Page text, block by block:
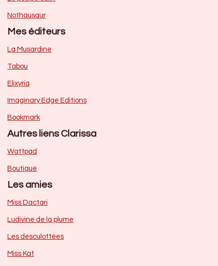
Nothausaur
Mes éditeurs
La Musardine
Tabou
Elixyria
Imaginary Edge Editions
Bookmark
Autres liens Clarissa
Wattpad
Boutique
Les amies
Miss Dactari
Ludivine de la plume
Les desculottées
Miss Kat